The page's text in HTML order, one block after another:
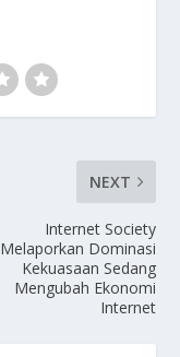
NEXT
Internet Society
Melaporkan Dominasi
Kekuasaan Sedang
Mengubah Ekonomi
Internet